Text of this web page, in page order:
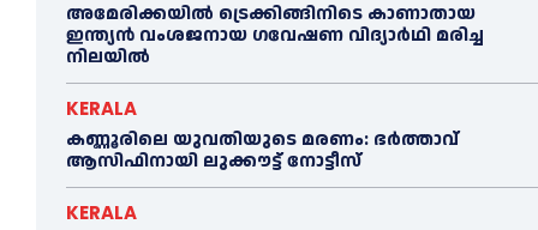
അമേരിക്കയില്‍ ട്രെക്കിങ്ങിനിടെ കാണാതായ
ഇന്ത്യൻ വംശജനായ ഗവേഷണ വിദ്യാര്‍ഥി മരിച്ച
നിലയില്‍
KERALA
കണ്ണൂരിലെ യുവതിയുടെ മരണം: ഭര്‍ത്താവ്
ആസിഫിനായി ലുക്കൗട്ട് നോട്ടീസ്
KERALA